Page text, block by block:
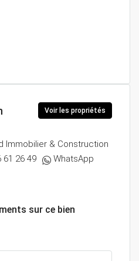
Voir les propriétés
Immobilier & Construction
61 26 49
WhatsApp
sur ce bien